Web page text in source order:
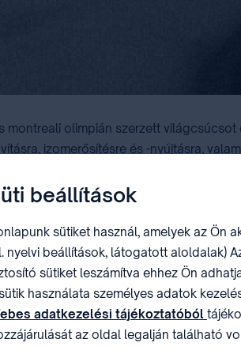
olimpián szerzett
izomerősítésre és -nyújtásra,
szabadalmaztatta az érdes
Steve Backley (90,98 m) ért el az
beállítások
sütiket használ, amelyek az Ön
nyelvi beállítások, látogatott aloldalak)
sütiket leszámítva ehhez Ön
használata személyes adatok
adatkezelési tájékoztatóból
az oldal legalján található